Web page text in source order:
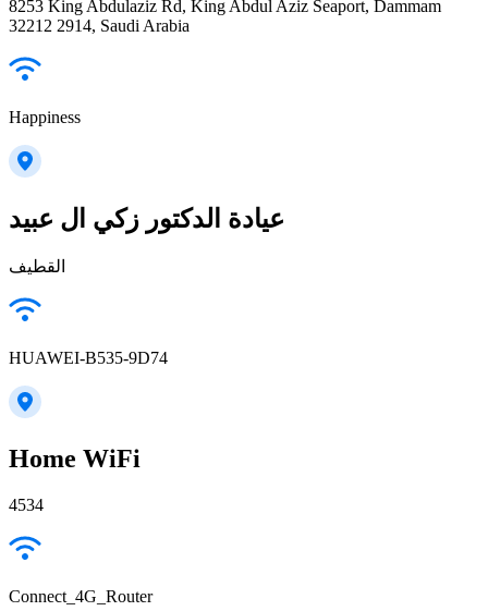
8253 King Abdulaziz Rd, King Abdul Aziz Seaport, Dammam
32212 2914, Saudi Arabia
Happiness
عيادة الدكتور زكي ال عبيد
القطيف
HUAWEI-B535-9D74
Home WiFi
4534
Connect_4G_Router